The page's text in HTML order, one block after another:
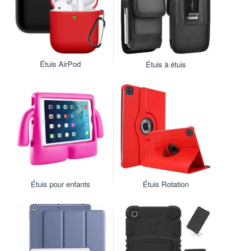
Étuis AirPod Étuis à étuis
Étuis pour enfants Étuis Rotation